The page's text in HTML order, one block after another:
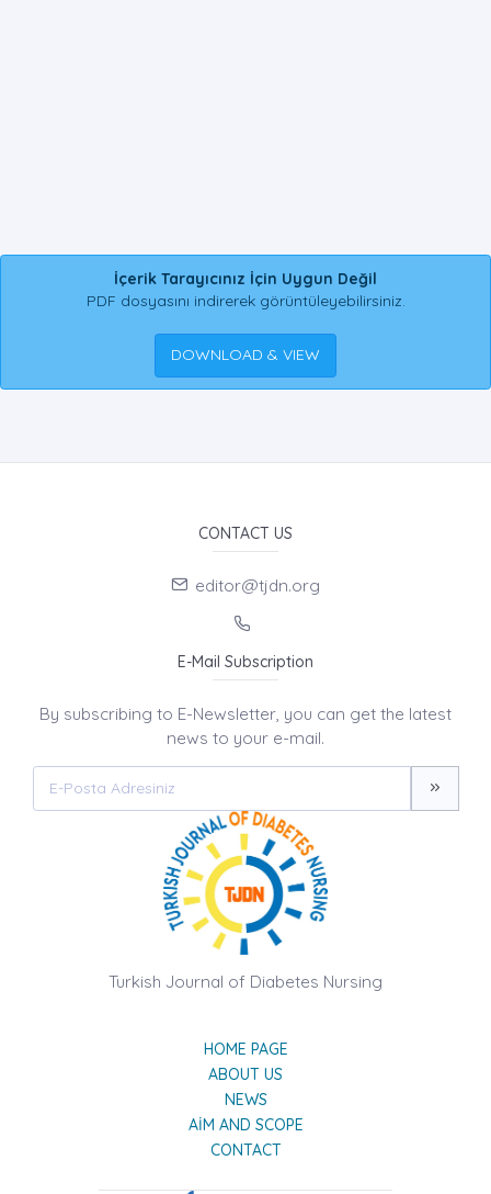
İçerik Tarayıcınız İçin Uygun Değil
PDF dosyasını indirerek görüntüleyebilirsiniz.
DOWNLOAD & VIEW
CONTACT US
editor@tjdn.org
E-Mail Subscription
By subscribing to E-Newsletter, you can get the latest
news to your e-mail.
Turkish Journal of Diabetes Nursing
HOME PAGE
ABOUT US
NEWS
AIM AND SCOPE
CONTACT